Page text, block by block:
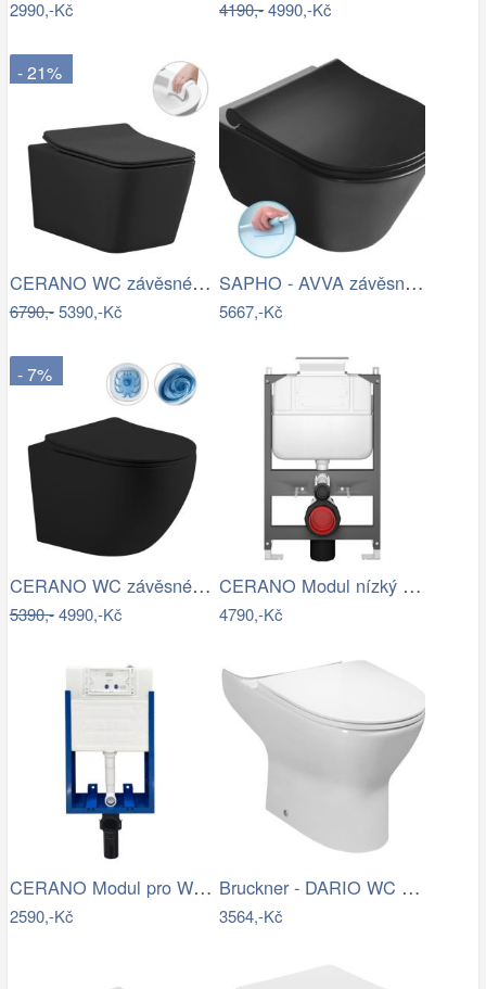
2990,-Kč 4190,-4990,-Kč
- 21%
CERANO WC závěsné Forte, Rimless + Slim…
6790,-5390,-Kč
SAPHO - AVVA závěsná WC mísa, Rimless,…
5667,-Kč
- 7%
CERANO WC závěsné Cesso, Vortex + Slim…
5390,-4990,-Kč
CERANO Modul nízký pro WC závěsné Prime…
4790,-Kč
CERANO Modul pro WC závěsné Lite - k…
2590,-Kč
Bruckner - DARIO WC kombi mísa, Rimless…
3564,-Kč